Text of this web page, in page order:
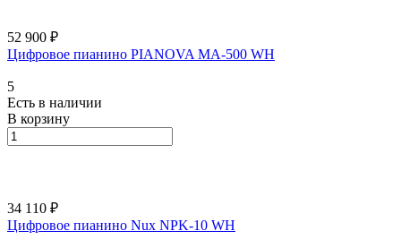
52 900 ₽
Цифровое пианино PIANOVA MA-500 WH
5
Есть в наличии
В корзину
34 110 ₽
Цифровое пианино Nux NPK-10 WH